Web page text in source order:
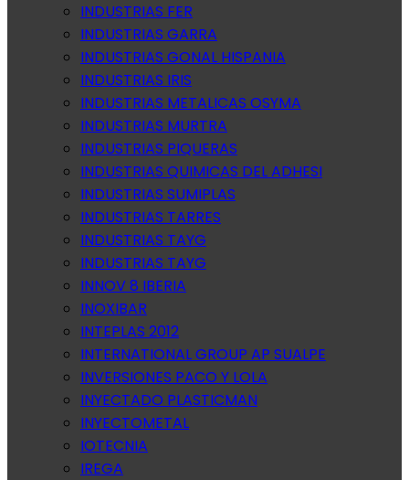
INDUSTRIAS FER
INDUSTRIAS GARRA
INDUSTRIAS GONAL HISPANIA
INDUSTRIAS IRIS
INDUSTRIAS METALICAS OSYMA
INDUSTRIAS MURTRA
INDUSTRIAS PIQUERAS
INDUSTRIAS QUIMICAS DEL ADHESI
INDUSTRIAS SUMIPLAS
INDUSTRIAS TARRES
INDUSTRIAS TAYG
INDUSTRIAS TAYG
INNOV 8 IBERIA
INOXIBAR
INTEPLAS 2012
INTERNATIONAL GROUP AP SUALPE
INVERSIONES PACO Y LOLA
INYECTADO PLASTICMAN
INYECTOMETAL
IOTECNIA
IREGA